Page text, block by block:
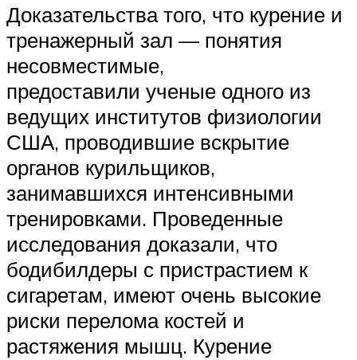
Доказательства того, что курение и
тренажерный зал — понятия
несовместимые,
предоставили ученые одного из
ведущих институтов физиологии
США, проводившие вскрытие
органов курильщиков,
занимавшихся интенсивными
тренировками. Проведенные
исследования доказали, что
бодибилдеры с пристрастием к
сигаретам, имеют очень высокие
риски перелома костей и
растяжения мышц. Курение